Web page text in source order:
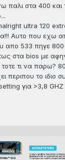
παλι στα 400 και
ultra 120
Αυτο που εχω
απο 533 πηγε
στα bios με
τοτε τι να παρω?
περιπου το ιδιο
για >3,8